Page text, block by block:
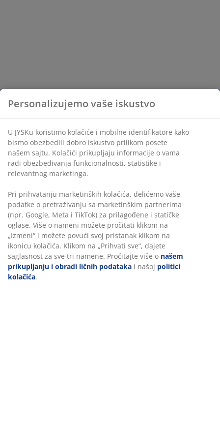
Personalizujemo vaše iskustvo
U JYSKu koristimo kolačiće i mobilne identifikatore kako
bismo obezbedili dobro iskustvo prilikom posete
našem sajtu. Kolačići prikupljaju informacije o vama
radi obezbeđivanja funkcionalnosti, statistike i
relevantnog marketinga.
Pri prihvatanju marketinških kolačića, delićemo vaše
podatke o pretraživanju sa marketinškim partnerima
(npr. Google, Meta i TikTok) za prilagođene i statičke
oglase. Više o nameni možete pročitati klikom na
„Izmeni“ i možete povući svoj pristanak klikom na
ikonicu kolačića. Klikom na „Prihvati sve“, dajete
saglasnost za sve tri namene. Pročitajte više o našem
prikupljanju i obradi ličnih podataka i našoj politici
kolačića.